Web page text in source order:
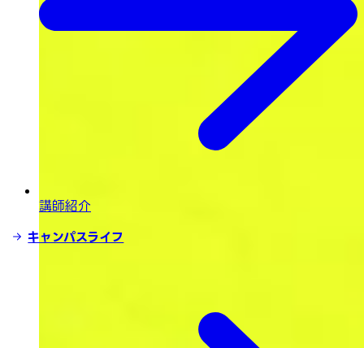
講師紹介
キャンパスライフ